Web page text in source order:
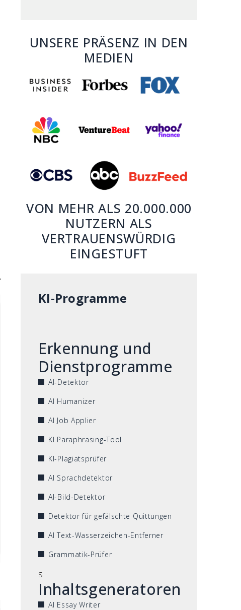
UNSERE PRÄSENZ IN DEN
MEDIEN
VON MEHR ALS 20.000.000
NUTZERN ALS
VERTRAUENSWÜRDIG
EINGESTUFT
KI-Programme
Erkennung und
Dienstprogramme
AI-Detektor
AI Humanizer
AI Job Applier
KI Paraphrasing-Tool
KI-Plagiatsprüfer
AI Sprachdetektor
AI-Bild-Detektor
Detektor für gefälschte Quittungen
AI Text-Wasserzeichen-Entferner
Grammatik-Prüfer
s
Inhaltsgeneratoren
AI Essay Writer